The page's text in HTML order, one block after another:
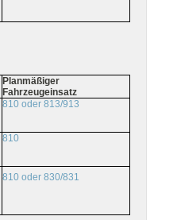
Planmäßiger
Fahrzeugeinsatz
810 oder 813/913
810
810 oder 830/831